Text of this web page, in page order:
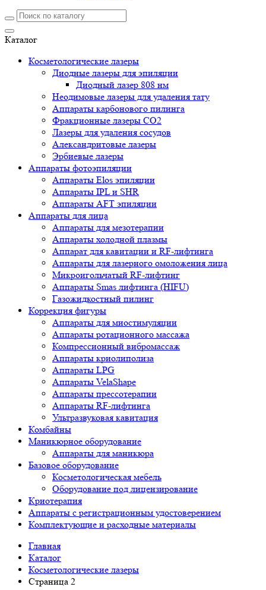
Каталог
Косметологические лазеры
Диодные лазеры для эпиляции
Диодный лазер 808 нм
Неодимовые лазеры для удаления тату
Аппараты карбонового пилинга
Фракционные лазеры CO2
Лазеры для удаления сосудов
Александритовые лазеры
Эрбиевые лазеры
Аппараты фотоэпиляции
Аппараты Elos эпиляции
Аппараты IPL и SHR
Аппараты AFT эпиляции
Аппараты для лица
Аппараты для мезотерапии
Аппараты холодной плазмы
Аппарат для кавитации и RF-лифтинга
Аппараты для лазерного омоложения лица
Микроигольчатый RF-лифтинг
Аппараты Smas лифтинга (HIFU)
Газожидкостный пилинг
Коррекция фигуры
Аппараты для миостимуляции
Аппараты ротационного массажа
Компрессионный вибромассаж
Аппараты криолиполиза
Аппараты LPG
Аппараты VelaShape
Аппараты прессотерапии
Аппараты RF-лифтинга
Ультразвуковая кавитация
Комбайны
Маникюрное оборудование
Аппараты для маникюра
Базовое оборудование
Косметологическая мебель
Оборудование под лицензирование
Криотерапия
Аппараты c регистрационным удостоверением
Комплектующие и расходные материалы
Главная
Каталог
Косметологические лазеры
Страница 2